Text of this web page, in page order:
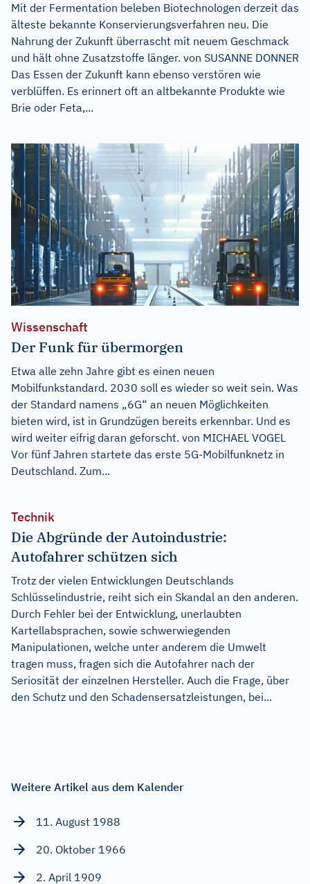
Mit der Fermentation beleben Biotechnologen derzeit das
älteste bekannte Konservierungsverfahren neu. Die
Nahrung der Zukunft überrascht mit neuem Geschmack
und hält ohne Zusatzstoffe länger. von SUSANNE DONNER
Das Essen der Zukunft kann ebenso verstören wie
verblüffen. Es erinnert oft an altbekannte Produkte wie
Brie oder Feta,...
Wissenschaft
Der Funk für übermorgen
Etwa alle zehn Jahre gibt es einen neuen
Mobilfunkstandard. 2030 soll es wieder so weit sein. Was
der Standard namens „6G“ an neuen Möglichkeiten
bieten wird, ist in Grundzügen bereits erkennbar. Und es
wird weiter eifrig daran geforscht. von MICHAEL VOGEL
Vor fünf Jahren startete das erste 5G-Mobilfunknetz in
Deutschland. Zum...
Technik
Die Abgründe der Autoindustrie:
Autofahrer schützen sich
Trotz der vielen Entwicklungen Deutschlands
Schlüsselindustrie, reiht sich ein Skandal an den anderen.
Durch Fehler bei der Entwicklung, unerlaubten
Kartellabsprachen, sowie schwerwiegenden
Manipulationen, welche unter anderem die Umwelt
tragen muss, fragen sich die Autofahrer nach der
Seriosität der einzelnen Hersteller. Auch die Frage, über
den Schutz und den Schadensersatzleistungen, bei...
Weitere Artikel aus dem Kalender
11. August 1988
20. Oktober 1966
2. April 1909